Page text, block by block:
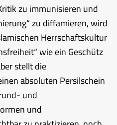
zu immunisieren und
zu diffamieren, wird
Herrschaftskultur
wie ein Geschütz
stellt die
absoluten Persilschein
und
und